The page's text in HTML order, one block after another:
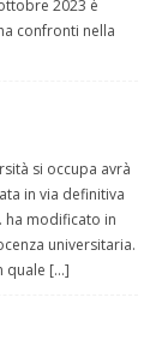
2023 è
confronti nella
si occupa avrà
in via definitiva
ha modificato in
universitaria.
quale […]